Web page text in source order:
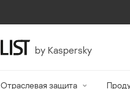
by Kaspersky
Отраслевая защита